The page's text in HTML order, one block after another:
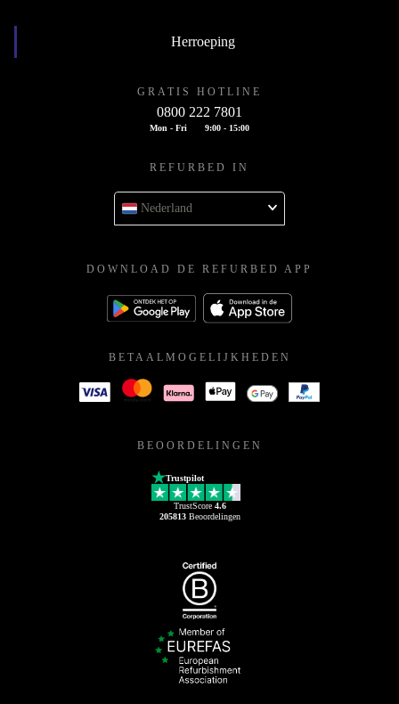
Herroeping
GRATIS HOTLINE
0800 222 7801
Mon - Fri 9:00 - 15:00
REFURBED IN
Nederland
DOWNLOAD DE REFURBED APP
BETAALMOGELIJKHEDEN
BEOORDELINGEN
Trustpilot
TrustScore 4.6
205813Beoordelingen